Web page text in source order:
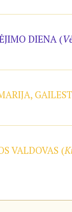
DIENA (
VALDOVAS (